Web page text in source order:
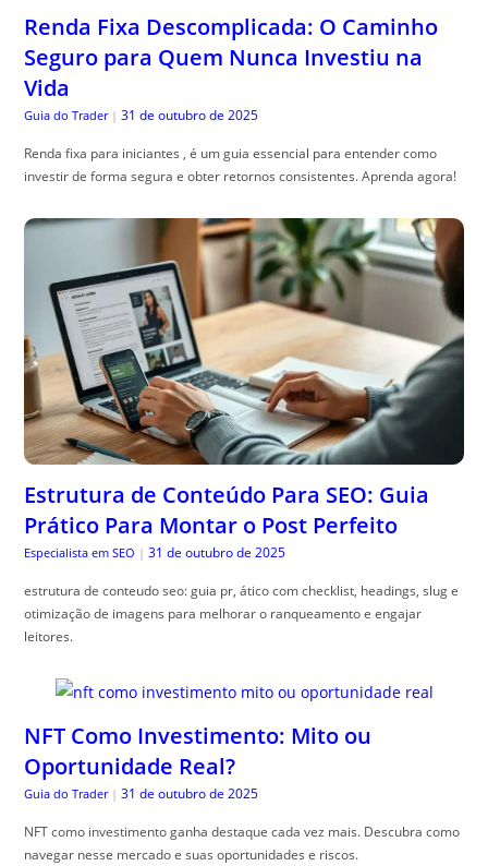
Renda Fixa Descomplicada: O Caminho
Seguro para Quem Nunca Investiu na
Vida
Guia do Trader | 31 de outubro de 2025
Renda fixa para iniciantes , é um guia essencial para entender como
investir de forma segura e obter retornos consistentes. Aprenda agora!
Estrutura de Conteúdo Para SEO: Guia
Prático Para Montar o Post Perfeito
Especialista em SEO | 31 de outubro de 2025
estrutura de conteudo seo: guia pr, ático com checklist, headings, slug e
otimização de imagens para melhorar o ranqueamento e engajar
leitores.
NFT Como Investimento: Mito ou
Oportunidade Real?
Guia do Trader | 31 de outubro de 2025
NFT como investimento ganha destaque cada vez mais. Descubra como
navegar nesse mercado e suas oportunidades e riscos.